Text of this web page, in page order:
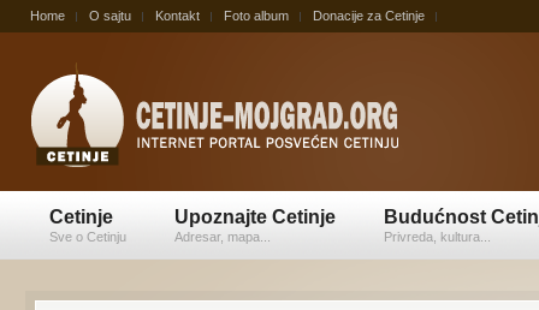
Home O sajtu Kontakt Foto album Donacije za Cetinje
Cetinje
Sve o Cetinju
Upoznajte Cetinje
Adresar, mapa...
Budućnost
Privreda, kultura...